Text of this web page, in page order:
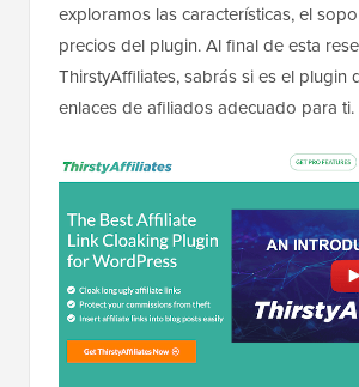
exploramos las características, el
precios del plugin. Al final de esta
ThirstyAffiliates, sabrás si es el plugin
enlaces de afiliados adecuado para ti.